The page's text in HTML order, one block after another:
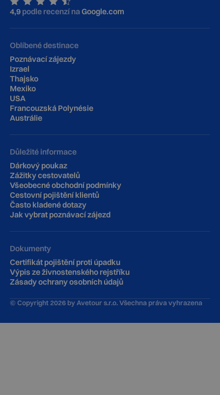
4,9 podle recenzí naGoogle.com
Oblíbené destinace
Poznávací zájezdy
Izrael
Thajsko
Mexiko
USA
Francouzská Polynésie
Austrálie
Důležité informace
Dárkový poukaz
Zážitky cestovatelů
Všeobecné obchodní podmínky
Cestovní pojištění klientů
‍Často kladené dotazy
Jak vybrat poznávací zájezd
Dokumenty
Certifikát pojištění proti úpadku
Výpis ze živnostenského rejstříku
Zásady ochrany osobních údajů
© Copyright2026 by Avetour s.r.o. Všechna práva vyhrazena